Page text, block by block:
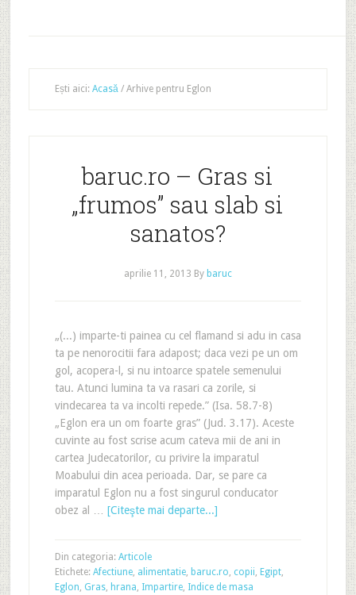
Ești aici: Acasă /Arhive pentru Eglon
baruc.ro – Gras si
„frumos” sau slab si
sanatos?
aprilie 11, 2013 By baruc
„(...) imparte-ti painea cu cel flamand si adu in casa
ta pe nenorocitii fara adapost; daca vezi pe un om
gol, acopera-l, si nu intoarce spatele semenului
tau. Atunci lumina ta va rasari ca zorile, si
vindecarea ta va incolti repede.” (Isa. 58.7-8)
„Eglon era un om foarte gras” (Jud. 3.17). Aceste
cuvinte au fost scrise acum cateva mii de ani in
cartea Judecatorilor, cu privire la imparatul
Moabului din acea perioada. Dar, se pare ca
imparatul Eglon nu a fost singurul conducator
obez al … [Citeşte mai departe...]
Din categoria: Articole
Etichete: Afectiune, alimentatie, baruc.ro, copii, Egipt,
Eglon, Gras, hrana, Impartire, Indice de masa